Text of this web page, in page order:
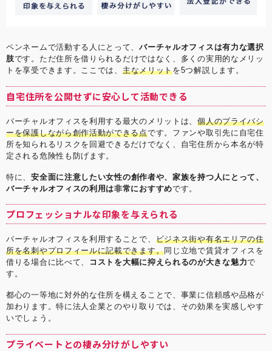
ペンネームで活動する人にとって、バーチャルオフィスは有力な選択
肢です。ただ住所を借りられるだけではなく、多くの実用的なメリッ
トを享受できます。ここでは、 主なメリットを5つ解説します。
自宅住所を公開せずに安心して活動できる
バーチャルオフィスを利用する最大のメリットは、個人のプライバシ
ーを保護しながら創作活動ができる点です。ファンや取引先に自宅住
所を知られるリスクを回避できるだけでなく、自宅住所から本名が特
定される危険性も防げます。
特に、安全面に注意したい女性の創作者や、家族を持つ人にとって、
バーチャルオフィスの利用は非常におすすめです。
プロフェッショナルな印象を与えられる
バーチャルオフィスを利用することで、 ビジネス街や有名エリアの住
所を名刺やプロフィールに記載できます。同じ立地で賃貸オフィスを
借りる場合に比べて、
コストを大幅に抑えられるのが大きな魅力で
す。
都心の一等地に対外的な住所を構えることで、事業に信頼感や品格が
加わります。特に法人企業とのやり取りでは、その効果を実感しやす
いでしょう。
プライベートとの棲み分けがしやすい